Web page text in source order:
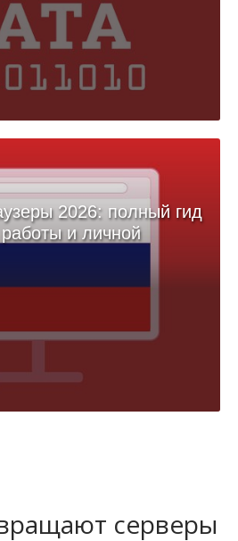
2026: полный гид
и личной
серверы